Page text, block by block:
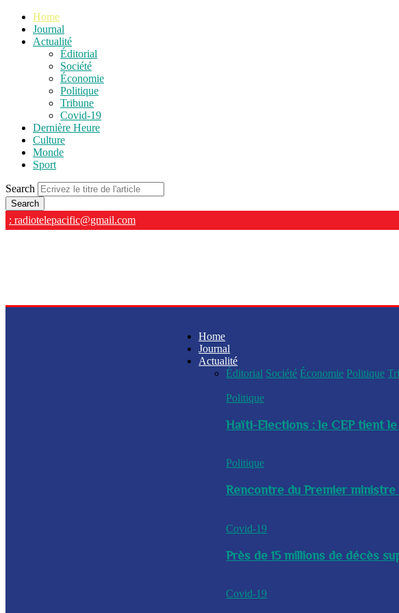
Home
Journal
Actualité
Éditorial
Société
Économie
Politique
Tribune
Covid-19
Dernière Heure
Culture
Monde
Sport
Search
: radiotelepacific@gmail.com
Home
Journal
Actualité
Éditorial Société Économie Politique
Politique
Haïti-Elections : le CEP tient
Politique
Rencontre du Premier ministre
Covid-19
Près de 15 millions de décès
Covid-19